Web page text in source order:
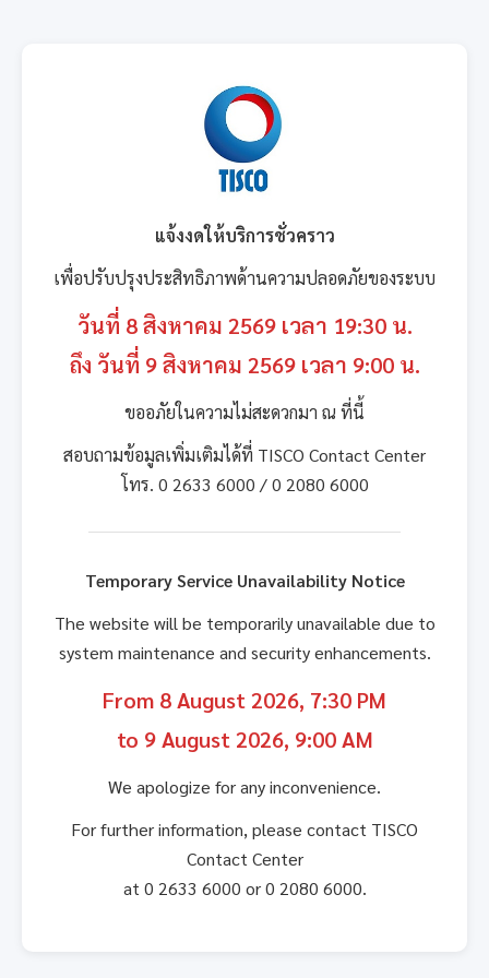
แจ้งงดให้บริการชั่วคราว
เพื่อปรับปรุงประสิทธิภาพด้านความปลอดภัยของระบบ
วันที่ 8 สิงหาคม 2569 เวลา 19:30 น.
ถึง วันที่ 9 สิงหาคม 2569 เวลา 9:00 น.
ขออภัยในความไม่สะดวกมา ณ ที่นี้
สอบถามข้อมูลเพิ่มเติมได้ที่ TISCO Contact Center
โทร. 0 2633 6000 / 0 2080 6000
Temporary Service Unavailability Notice
The website will be temporarily unavailable due to
system maintenance and security enhancements.
From 8 August 2026, 7:30 PM
to 9 August 2026, 9:00 AM
We apologize for any inconvenience.
For further information, please contact TISCO
Contact Center
at 0 2633 6000 or 0 2080 6000.